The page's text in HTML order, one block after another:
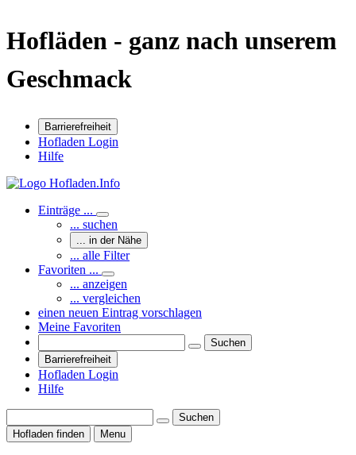
Hofläden - ganz nach unserem
Geschmack
Barrierefreiheit
Hofladen Login
Hilfe
Einträge ...
... suchen
... in der Nähe
... alle Filter
Favoriten ...
... anzeigen
... vergleichen
einen neuen Eintrag vorschlagen
Meine Favoriten
Suchen
Barrierefreiheit
Hofladen Login
Hilfe
Suchen
Hofladen finden
Menu